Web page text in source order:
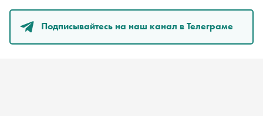
Подписывайтесь на наш канал в Телеграме